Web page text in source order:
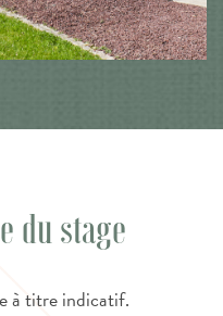
du stage
à titre indicatif.